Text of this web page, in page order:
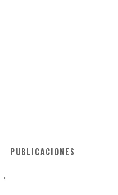
PUBLICACIONES